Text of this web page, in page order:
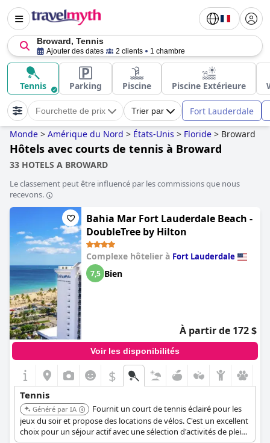
Broward, Tennis
Ajouter des dates 2 clients 1 chambre
Tennis Parking Piscine Piscine Extérieure
Fourchette de prix Trier par Fort Lauderdale
Monde > Amérique du Nord > États-Unis > Floride > Broward
Hôtels avec courts de tennis à Broward
33 HOTELS A BROWARD
Le classement peut être influencé par les commissions que nous
recevons.
Bahia Mar Fort Lauderdale Beach -
DoubleTree by Hilton
Complexe hôtelier à Fort Lauderdale
7,5 Bien
À partir de 172 $
Voir les disponibilités
$
Tennis
Généré par IA
Fournit un court de tennis éclairé pour les
jeux du soir et propose des locations de vélos. C'est un excellent
choix pour un séjour actif avec une sélection d'activités de plein